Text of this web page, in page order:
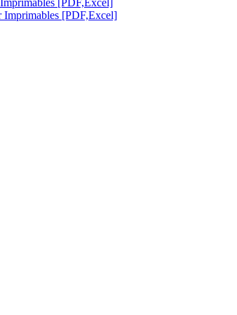
[PDF,Excel]
[PDF,Excel]